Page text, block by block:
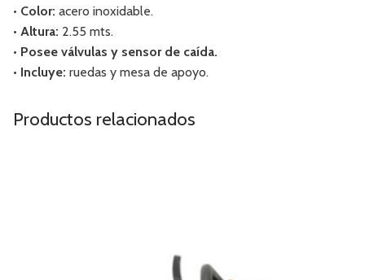
• Color: acero inoxidable.
• Altura: 2.55 mts.
• Posee válvulas y sensor de caída.
• Incluye: ruedas y mesa de apoyo.
Productos relacionados